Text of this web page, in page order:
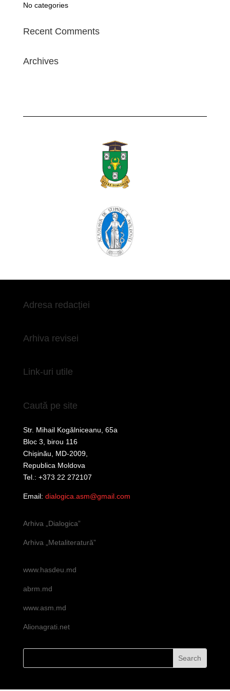
No categories
Recent Comments
Archives
Adresa redacției
Arhiva revisei
Link-uri utile
Caută pe site
Str. Mihail Kogălniceanu, 65a
Bloc 3, birou 116
Chișinău, MD-2009,
Republica Moldova
Tel.: +373 22 272107
Email: dialogica.asm@gmail.com
Arhiva „Dialogica”
Arhiva „Metaliteratură”
www.hasdeu.md
abrm.md
www.asm.md
Alionagrati.net